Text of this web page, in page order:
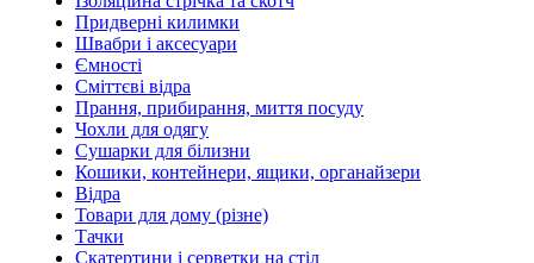
Придверні килимки
Швабри і аксесуари
Ємності
Сміттєві відра
Прання, прибирання, миття посуду
Чохли для одягу
Сушарки для білизни
Кошики, контейнери, ящики, органайзери
Відра
Товари для дому (різне)
Тачки
Скатертини і серветки на стіл